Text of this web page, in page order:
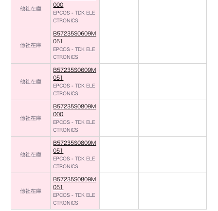
他社在庫
000
EPCOS - TDK ELE
CTRONICS
他社在庫
B57235S0609M
051
EPCOS - TDK ELE
CTRONICS
他社在庫
B57235S0609M
051
EPCOS - TDK ELE
CTRONICS
他社在庫
B57235S0809M
000
EPCOS - TDK ELE
CTRONICS
他社在庫
B57235S0809M
051
EPCOS - TDK ELE
CTRONICS
他社在庫
B57235S0809M
051
EPCOS - TDK ELE
CTRONICS